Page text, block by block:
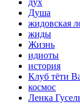
Душа
жидовская
жиды
Жизнь
идиоты
история
Клуб тёти
космос
Ленка